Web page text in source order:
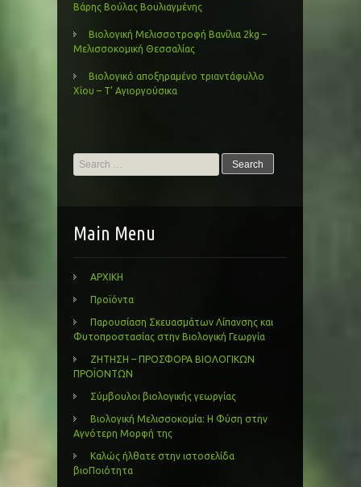
Βάρης Βούλας Βουλιαγμένης
Βιολογική Μελισσοτροφή Βανίλια 2kg –
Μελισσοκομική Θεσσαλίας
Βιολογικό αποξηραμένο τριαντάφυλλο
Χίου – Τ’ Αγιοργούσικα
Search
for:
Main Menu
ΑΡΧΙΚΗ
Προϊόντα
Παρουσίαση Σκευασμάτων Λίπανσης και
Φυτοπροστασίας στην Βιολογική Γεωργία
ΖΗΤΗΣΗ – ΠΡΟΣΦΟΡΑ ΒΙΟΛΟΓΙΚΩΝ
ΠΡΟΪΟΝΤΩΝ
Σύμβουλοι βιολογικής γεωργίας
Βιολογική Μελισσοκομία: Η Φύση στην
Αγνότερη Μορφή της
Καλώς ήλθατε στην ιστοσελίδα
βιοΠοιότητα